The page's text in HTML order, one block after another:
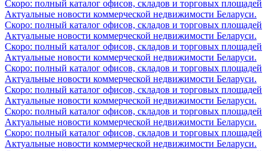
Скоро: полный каталог офисов, складов и торговых площадей
Актуальные новости коммерческой недвижимости Беларуси.
Скоро: полный каталог офисов, складов и торговых площадей
Актуальные новости коммерческой недвижимости Беларуси.
Скоро: полный каталог офисов, складов и торговых площадей
Актуальные новости коммерческой недвижимости Беларуси.
Скоро: полный каталог офисов, складов и торговых площадей
Актуальные новости коммерческой недвижимости Беларуси.
Скоро: полный каталог офисов, складов и торговых площадей
Актуальные новости коммерческой недвижимости Беларуси.
Скоро: полный каталог офисов, складов и торговых площадей
Актуальные новости коммерческой недвижимости Беларуси.
Скоро: полный каталог офисов, складов и торговых площадей
Актуальные новости коммерческой недвижимости Беларуси.